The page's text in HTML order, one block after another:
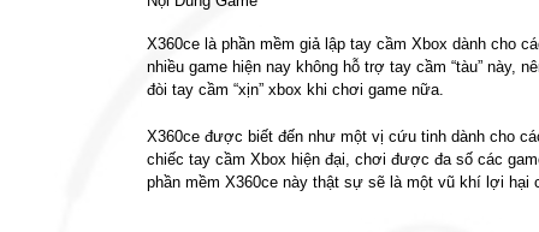
X360ce là phần mềm giả lập tay cầm Xbox dành cho
nhiều game hiện nay không hỗ trợ tay cầm “tàu” này,
đòi tay cầm “xịn” xbox khi chơi game nữa.
X360ce được biết đến như một vị cứu tinh dành cho
chiếc tay cầm Xbox hiện đại, chơi được đa số các
phần mềm X360ce này thật sự sẽ là một vũ khí lợi